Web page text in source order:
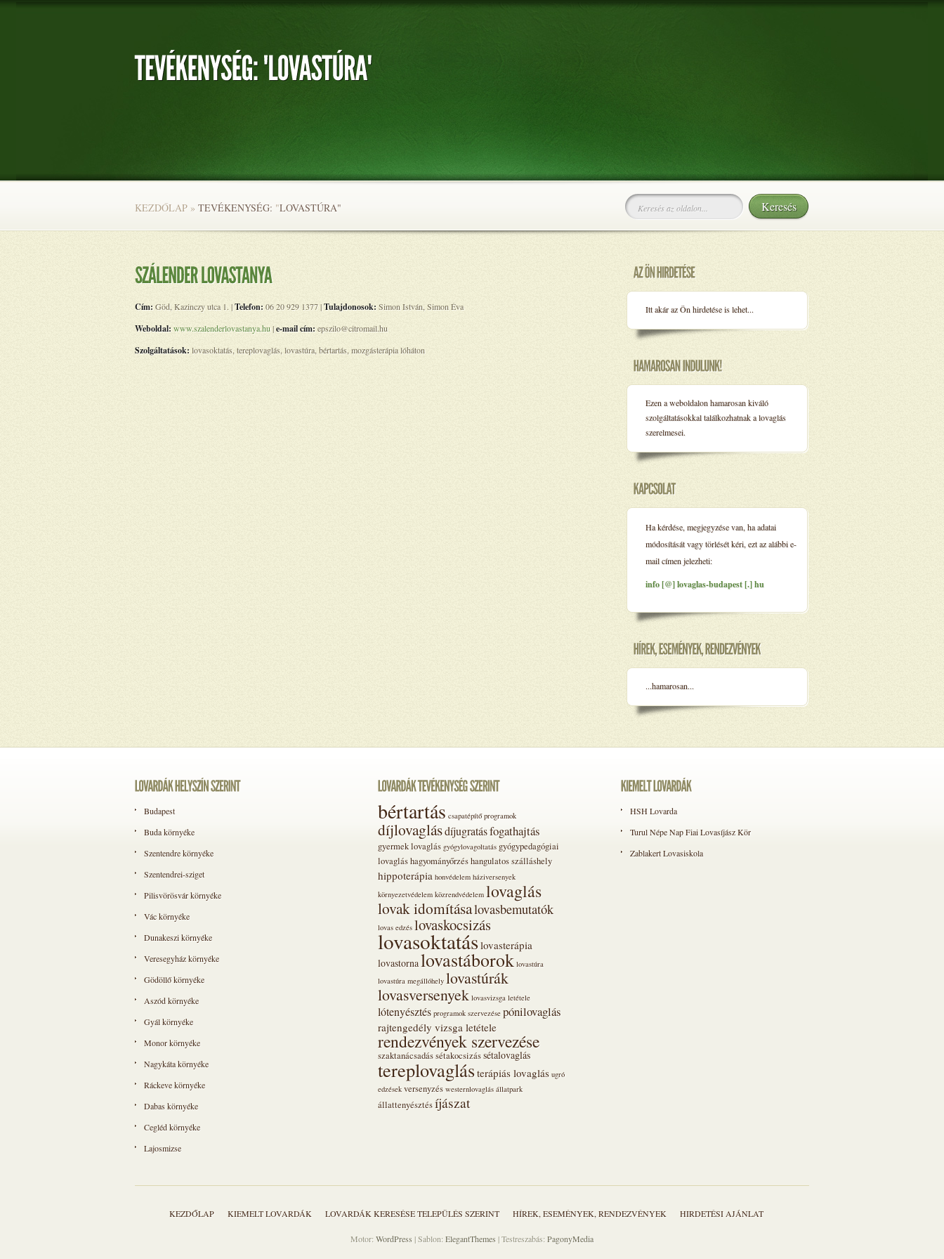
KEZDŐLAP » TEVÉKENYSÉG: "LOVASTÚRA"
Cím:Göd, Kazinczy utca 1. |Telefon:06 20 929 1377 |Tulajdonosok:Simon István, Simon Éva
Weboldal:www.szalenderlovastanya.hu|e-mail cím:epszilo@citromail.hu
Szolgáltatások:lovasoktatás, tereplovaglás, lovastúra, bértartás, mozgásterápia lóháton
Itt akár az Ön hirdetése is lehet...
Ezen a weboldalon hamarosan kiváló
szolgáltatásokkal találkozhatnak a lovaglás
szerelmesei.
Ha kérdése, megjegyzése van, ha adatai
módosítását vagy törlését kéri, ezt az alábbi e-
mail címen jelezheti:
info [@] lovaglas-budapest [.] hu
...hamarosan...
Budapest
Buda környéke
Szentendre környéke
Szentendrei-sziget
Pilisvörösvár környéke
Vác környéke
Dunakeszi környéke
Veresegyház környéke
Gödöllő környéke
Aszód környéke
Gyál környéke
Monor környéke
Nagykáta környéke
Ráckeve környéke
Dabas környéke
Cegléd környéke
Lajosmizse
bértartás csapatépítő programok
díjlovaglásdíjugratásfogathajtás
gyermek lovaglás gyógylovagoltatás gyógypedagógiai
lovagláshagyományőrzéshangulatos szálláshely
hippoterápia honvédelem háziversenyek
környezetvédelem közrendvédelem lovaglás
lovak idomításalovasbemutatók
lovas edzés lovaskocsizás
lovasoktatáslovasterápia
lovastornalovastáborok lovastúra
lovastúra megállóhely lovastúrák
lovasversenyek lovasvizsga letétele
lótenyésztés programok szervezése pónilovaglás
rajtengedély vizsga letétele
rendezvények szervezése
szaktanácsadássétakocsizássétalovaglás
tereplovaglásterápiás lovaglás ugró
edzések versenyzés westernlovaglás állatpark
állattenyésztésíjászat
HSH Lovarda
Turul Népe Nap Fiai Lovasíjász Kör
Zablakert Lovasiskola
KEZDŐLAP KIEMELT LOVARDÁK LOVARDÁK KERESÉSE TELEPÜLÉS SZERINT HÍREK, ESEMÉNYEK, RENDEZVÉNYEK HIRDETÉSI AJÁNLAT
Motor:WordPress | Sablon:ElegantThemes | Testreszabás:PagonyMedia